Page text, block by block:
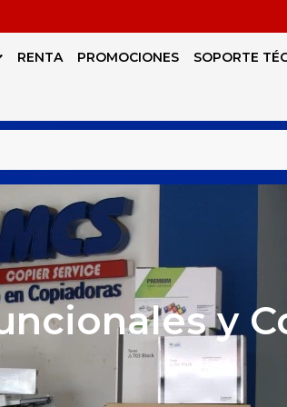
RENTA PROMOCIONES SOPORTE
y